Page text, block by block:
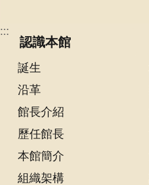
政
府
資
訊
公
隱
私
:::
認識本館
誕生
沿革
館長介紹
歷任館長
本館簡介
組織架構